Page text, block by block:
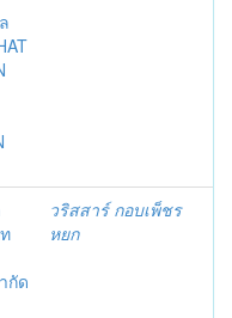
กัด
วริสสาร์ กอบเพ็ชร
หยก